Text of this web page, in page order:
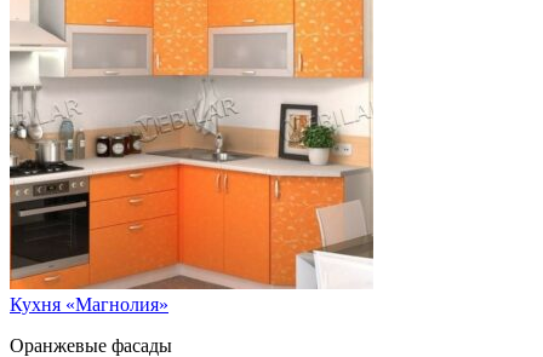
Кухня «Магнолия»
Оранжевые фасады